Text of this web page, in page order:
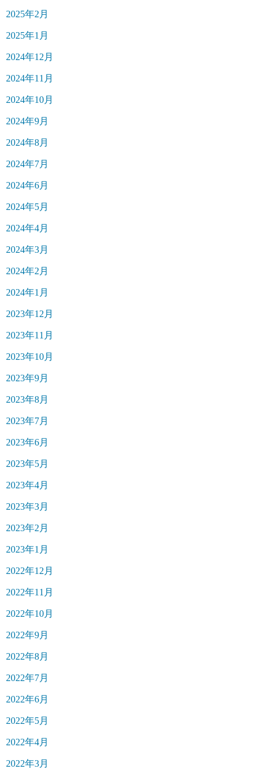
2025年2月
2025年1月
2024年12月
2024年11月
2024年10月
2024年9月
2024年8月
2024年7月
2024年6月
2024年5月
2024年4月
2024年3月
2024年2月
2024年1月
2023年12月
2023年11月
2023年10月
2023年9月
2023年8月
2023年7月
2023年6月
2023年5月
2023年4月
2023年3月
2023年2月
2023年1月
2022年12月
2022年11月
2022年10月
2022年9月
2022年8月
2022年7月
2022年6月
2022年5月
2022年4月
2022年3月